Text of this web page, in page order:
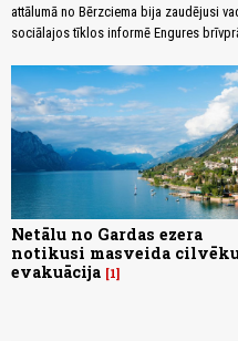
attālumā no Bērzciema bija zaudējusi
sociālajos tīklos informē Engures
Netālu no Gardas ezera
notikusi masveida
evakuācija 1